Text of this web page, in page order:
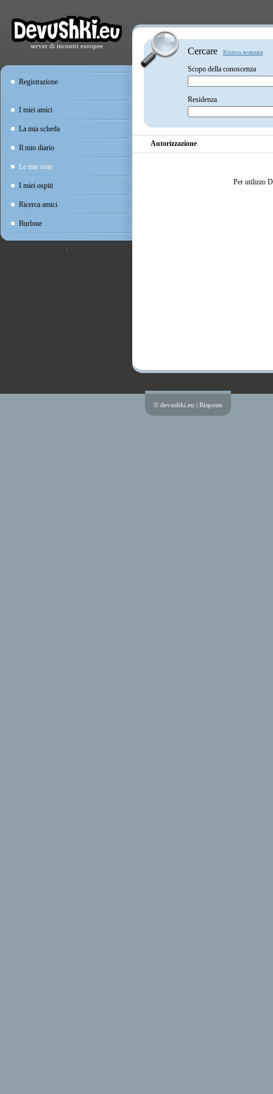
server di incontri europee
Registrazione
I miei amici
La mia scheda
Il mio diario
Le mie note
I miei ospiti
Ricerca amici
Burlone
Cercare Ricerca avanzata
Scopo della conoscenza
Residenza
Autorizzazione
Per utilizzo
© devushki.eu | Risposte